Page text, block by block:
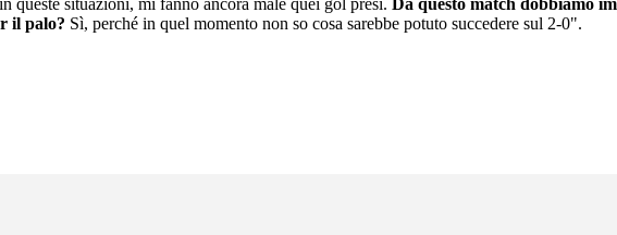
queste situazioni, mi fanno ancora male quei gol presi. Da questo match dobbiamo
il palo? Sì, perché in quel momento non so cosa sarebbe potuto succedere sul 2-0".